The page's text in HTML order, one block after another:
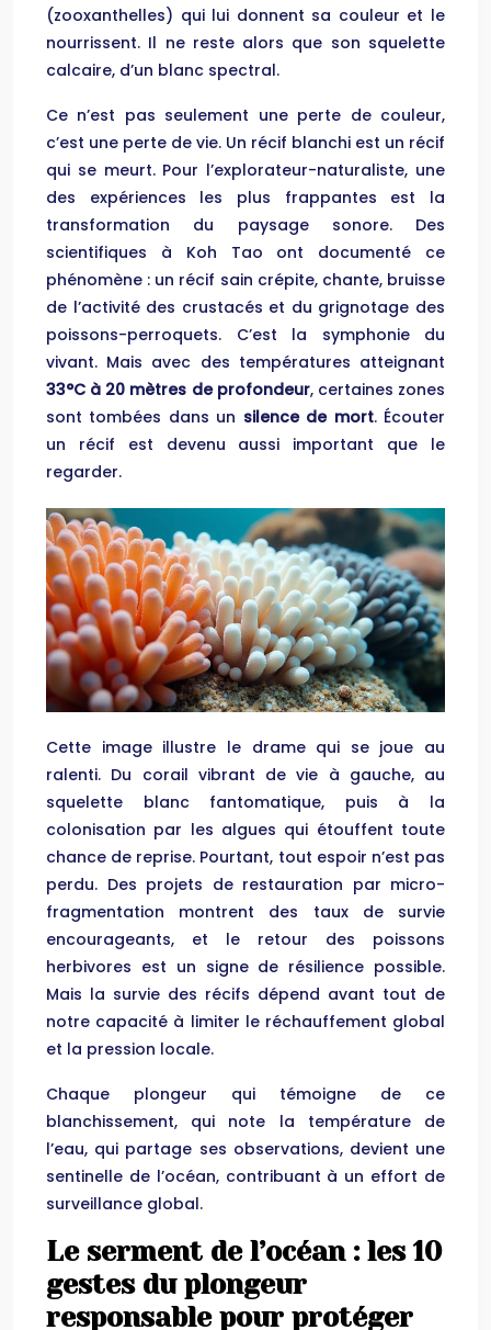
(zooxanthelles) qui lui donnent sa couleur et le
nourrissent. Il ne reste alors que son squelette
calcaire, d’un blanc spectral.
Ce n’est pas seulement une perte de couleur,
c’est une perte de vie. Un récif blanchi est un récif
qui se meurt. Pour l’explorateur-naturaliste, une
des expériences les plus frappantes est la
transformation du paysage sonore. Des
scientifiques à Koh Tao ont documenté ce
phénomène : un récif sain crépite, chante, bruisse
de l’activité des crustacés et du grignotage des
poissons-perroquets. C’est la symphonie du
vivant. Mais avec des températures atteignant
33°C à 20 mètres de profondeur, certaines zones
sont tombées dans un silence de mort. Écouter
un récif est devenu aussi important que le
regarder.
Cette image illustre le drame qui se joue au
ralenti. Du corail vibrant de vie à gauche, au
squelette blanc fantomatique, puis à la
colonisation par les algues qui étouffent toute
chance de reprise. Pourtant, tout espoir n’est pas
perdu. Des projets de restauration par micro-
fragmentation montrent des taux de survie
encourageants, et le retour des poissons
herbivores est un signe de résilience possible.
Mais la survie des récifs dépend avant tout de
notre capacité à limiter le réchauffement global
et la pression locale.
Chaque plongeur qui témoigne de ce
blanchissement, qui note la température de
l’eau, qui partage ses observations, devient une
sentinelle de l’océan, contribuant à un effort de
surveillance global.
Le serment de l’océan : les 10
gestes du plongeur
responsable pour protéger